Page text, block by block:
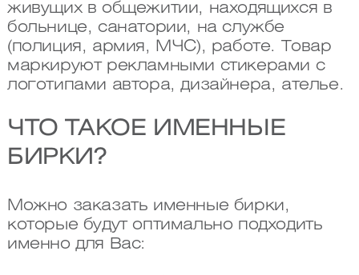
живущих в общежитии, находящихся в
больнице, санатории, на службе
(полиция, армия, МЧС), работе. Товар
маркируют рекламными стикерами с
логотипами автора, дизайнера, ателье.
ЧТО ТАКОЕ ИМЕННЫЕ
БИРКИ?
Можно заказать именные бирки,
которые будут оптимально подходить
именно для Вас: